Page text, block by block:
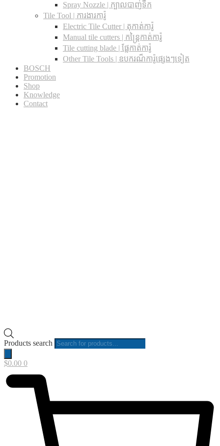
Spray Nozzle | ក្បាលបាញ់ទឹក
Tile Tool | ការងារការ៉ូ
Electric Tile Cutter | តុកាត់ការ៉ូ
Manual tile cutters | កន្ត្រៃកាត់ការ៉ូ
Tile cutting blade | ផ្លែកាត់ការ៉ូ
Other Tile Tools | ឧបករណ៏ការ៉ូផ្សេងៗទៀត
BOSCH
Promotion
Shop
Knowledge
Contact
Products search
$0.00 0